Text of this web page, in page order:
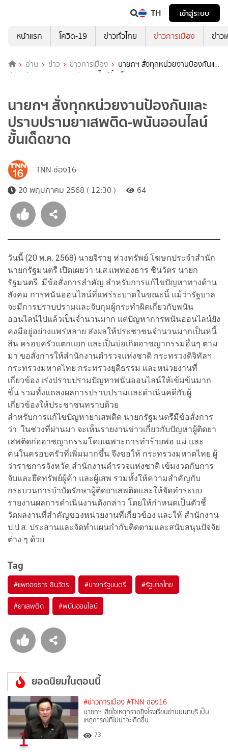
TH
เข้าสู่ระบบ
หน้าแรก
โควิด-19 ข่าวทั่วไทย ข่าวการเมือง ข่าว
อ่าน ข่าว ข่าวการเมือง
นายกฯ สั่งทุกหน่วยงานป้องกันและ
ปราบปรามยาเสพติด-พนันออนไลน์ขั้นเด็ดขาด
นายกฯ สั่งทุกหน่วยงานป้องกันและ
ปราบปรามยาเสพติด-พนันออนไลน์
ขั้นเด็ดขาด
TNN ช่อง16
20 พฤษภาคม 2568 ( 12:30 )
64
วันนี้ (20 พ.ค. 2568) นายจิรายุ ห่วงทรัพย์ โฆษกประจำสำนัก
นายกรัฐมนตรี เปิดเผยว่า น.ส.แพทองธาร ชินวัตร นายก
รัฐมนตรี มีข้อสั่งการสำคัญ สำหรับการแก้ไขปัญหาทางด้าน
สังคม การพนันออนไลน์ที่แพร่ระบาดในขณะนี้ แม้ว่ารัฐบาล
จะมีการปราบปรามและจับกุมผู้กระทำผิดเกี่ยวกับพนัน
ออนไลน์ไปแล้วเป็นจำนวนมาก แต่ปัญหาการพนันออนไลน์ยัง
คงมีอยู่อย่างแพร่หลาย ส่งผลให้ประชาชนจำนวนมากเป็นหนี้
สิน ครอบครัวแตกแยก และเป็นบ่อเกิดอาชญากรรมอื่นๆ ตาม
มา ขอสั่งการให้สำนักงานตำรวจแห่งชาติ กระทรวงดิจิทัลฯ
กระทรวงมหาดไทย กระทรวงยุติธรรม และหน่วยงานที่
เกี่ยวข้อง เร่งปราบปรามปัญหาพนันออนไลน์ให้เข้มข้นมาก
ขึ้น รวมทั้งแถลงผลการปราบปรามและดำเนินคดีกับผู้
เกี่ยวข้องให้ประชาชนทราบด้วย
สำหรับการแก้ไขปัญหายาเสพติด นายกรัฐมนตรีมีข้อสั่งการ
ว่า ในช่วงที่ผ่านมา จะเห็นรายงานข่าวเกี่ยวกับปัญหาผู้ติดยา
เสพติดก่ออาชญากรรมโดยเฉพาะการทำร้ายพ่อ แม่ และ
คนในครอบครัวที่เพิ่มมากขึ้น จึงขอให้ กระทรวงมหาดไทย ผู้
ว่าราชการจังหวัด สำนักงานตำรวจแห่งชาติ เข้มงวดกับการ
จับและยึดทรัพย์ผู้ค้า และผู้เสพ รวมทั้งให้ความสำคัญกับ
กระบวนการบำบัดรักษาผู้ติดยาเสพติดและให้จัดทำระบบ
รายงานผลการดำเนินงานดังกล่าว โดยให้กำหนดเป็นตัวชี้
วัดผลงานที่สำคัญของหน่วยงานที่เกี่ยวข้อง และให้ สำนักงาน
ป.ป.ส. ประสานและจัดทำแผนกำกับติดตามและสนับสนุนปัจจัย
ต่าง ๆ ด้วย
Tag
#แพทองธาร ชินวัตร #นายกรัฐมนตรี #รัฐบาลไทย
#ยาเสพติด #พนันออนไลน์
ยอดนิยมในตอนนี้
1
#ข่าวการเมือง #TNN ช่อง16
นายกฯ เสียใจเหตุกราดยิงโรงเรียนย่านนนทบุรี เป็น
เหตุการณ์ที่ไม่น่าจะเกิดขึ้น
73